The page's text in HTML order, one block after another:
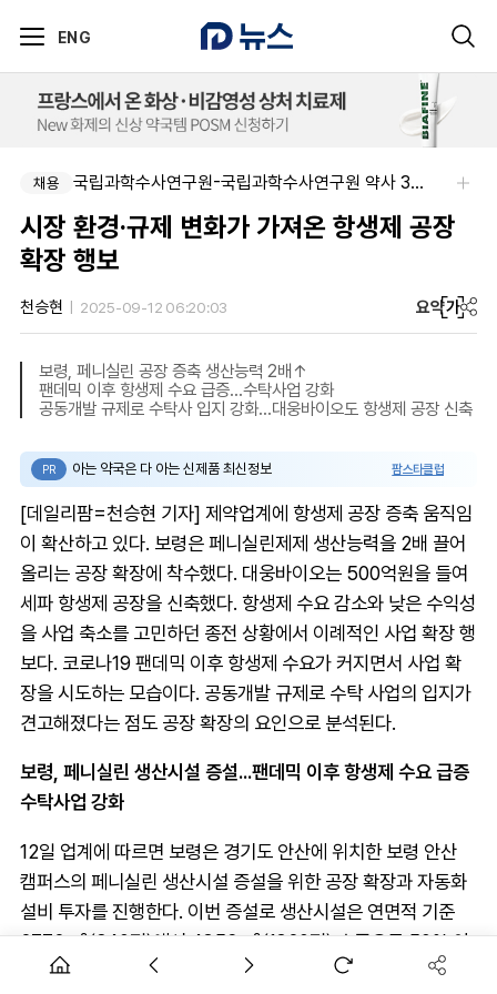
ENG
채용 국립과학수사연구원-국립과학수사연구원 약사 3명 채용
시장 환경·규제 변화가 가져온 항생제 공장
확장 행보
천승현 2025-09-12 06:20:03 요약가
보령, 페니실린 공장 증축 생산능력 2배↑
팬데믹 이후 항생제 수요 급증...수탁사업 강화
공동개발 규제로 수탁사 입지 강화...대웅바이오도 항생제 공장 신축
PR 아는 약국은 다 아는 신제품 최신정보 팜스타클럽
[데일리팜=천승현 기자] 제약업계에 항생제 공장 증축 움직임
이 확산하고 있다. 보령은 페니실린제제 생산능력을 2배 끌어
올리는 공장 확장에 착수했다. 대웅바이오는 500억원을 들여
세파 항생제 공장을 신축했다. 항생제 수요 감소와 낮은 수익성
을 사업 축소를 고민하던 종전 상황에서 이례적인 사업 확장 행
보다. 코로나19 팬데믹 이후 항생제 수요가 커지면서 사업 확
장을 시도하는 모습이다. 공동개발 규제로 수탁 사업의 입지가
견고해졌다는 점도 공장 확장의 요인으로 분석된다.
보령, 페니실린 생산시설 증설...팬데믹 이후 항생제 수요 급증
수탁사업 강화
12일 업계에 따르면 보령은 경기도 안산에 위치한 보령 안산
캠퍼스의 페니실린 생산시설 증설을 위한 공장 확장과 자동화
설비 투자를 진행한다. 이번 증설로 생산시설은 연면적 기준
2772㎡(840평)에서 4356㎡(1320평) 수준으로 50% 이
상 확대되며 연간 생산능력은 기존 대비 2배 이상 증가한다.